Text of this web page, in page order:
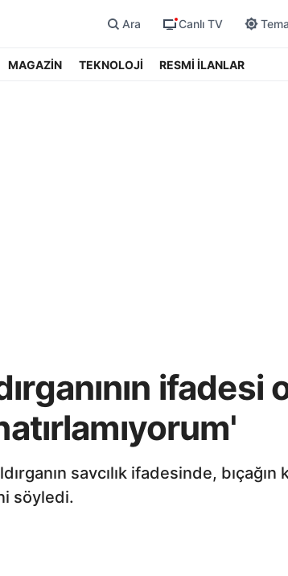
Ara Canlı TV Tema
MAGAZİN TEKNOLOJİ RESMİ İLANLAR
ifadesi
savcılık ifadesinde,
söyledi.